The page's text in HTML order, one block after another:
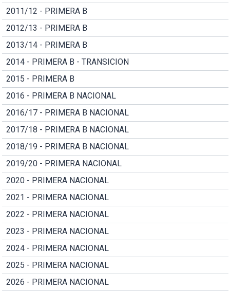
2011/12 - PRIMERA B
2012/13 - PRIMERA B
2013/14 - PRIMERA B
2014 - PRIMERA B - TRANSICION
2015 - PRIMERA B
2016 - PRIMERA B NACIONAL
2016/17 - PRIMERA B NACIONAL
2017/18 - PRIMERA B NACIONAL
2018/19 - PRIMERA B NACIONAL
2019/20 - PRIMERA NACIONAL
2020 - PRIMERA NACIONAL
2021 - PRIMERA NACIONAL
2022 - PRIMERA NACIONAL
2023 - PRIMERA NACIONAL
2024 - PRIMERA NACIONAL
2025 - PRIMERA NACIONAL
2026 - PRIMERA NACIONAL